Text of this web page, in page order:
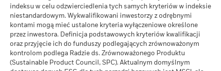
Wraz z upływem czasu maksymalna kwota pożyczki może ulec
zwiększeniu lub zmniejszeniu.
W przypadku pożyczek papierów wartościowych istnieje ryzyko
straty, jeśli pożyczkobiorca nie wywiąże się ze swoich
zobowiązań przed zwrotem papierów wartościowych, a w
temperatury MSCI (0-3,0+°C)
na dzień 17-lip-2026
Pokrycie ESG MSCI w %
na dzień 17-lip-2026
99,70
Ocena jakości ESG MSCI –
24,18
pokryty
na dzień 07-sie-2026
Przedstawiona powyżej ekspozycja na powiązania biznesowe
BlackRock w obszarze węgla termalnego i piasków
roponośnych jest obliczana i raportowana w przypadku spółek,
które uzyskują ponad 5% przychodów z węgla
indeksu w celu odzwierciedlenia tych samych kryteriów w indeksie
niestandardowym. Wykwalifikowani inwestorzy z odrębnymi
kontami mogą mieć ustalone kryteria wyłączeniowe określone
przez inwestora. Definicja podstawowych kryteriów kwalifikacji
oraz przyjęcie ich do funduszy podlegających zrównoważonym
kontrolom podlega Radzie ds. Zrównoważonego Produktu
(Sustainable Product Council, SPC). Aktualnym domyślnym